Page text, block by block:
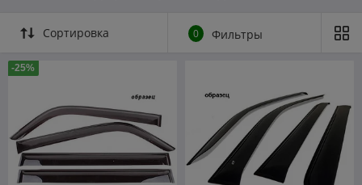
Сортировка 0 Фильтры
-25%